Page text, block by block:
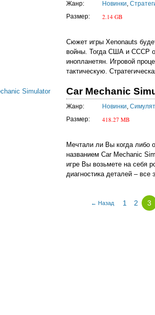
Жанр: Новинки
Размер: 2.14 GB
Сюжет игры Xenonauts
войны. Тогда США и СССР
инопланетян. Игровой
тактическую.
Car Mechanic
Жанр: Новинки
Размер: 418.27 MB
Мечтали ли Вы когда либо
названием Car Mechanic
игре Вы возьмете на себя
диагностика деталей – все
← Назад 1 2 3